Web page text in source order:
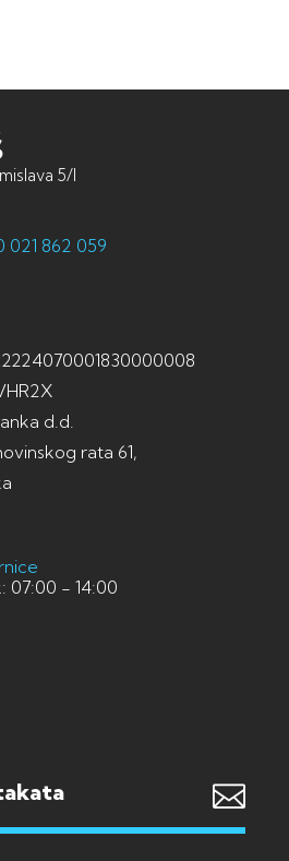
5/I
021 862 059
d.d.
rata 61,
07:00 - 14:00